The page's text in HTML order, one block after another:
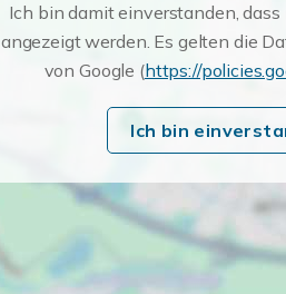
Ich bin damit einverstanden, dass
angezeigt werden. Es gelten die
von Google (https://
Ich bin